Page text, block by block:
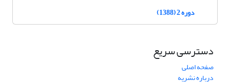
دوره 2 (1388)
دسترسی سریع
صفحه اصلی
درباره نشریه